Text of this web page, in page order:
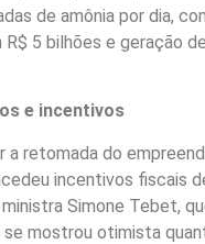
de amônia por dia,
5 bilhões e geração
e incentivos
a retomada do
incentivos fiscais
Simone Tebet,
se mostrou otimista